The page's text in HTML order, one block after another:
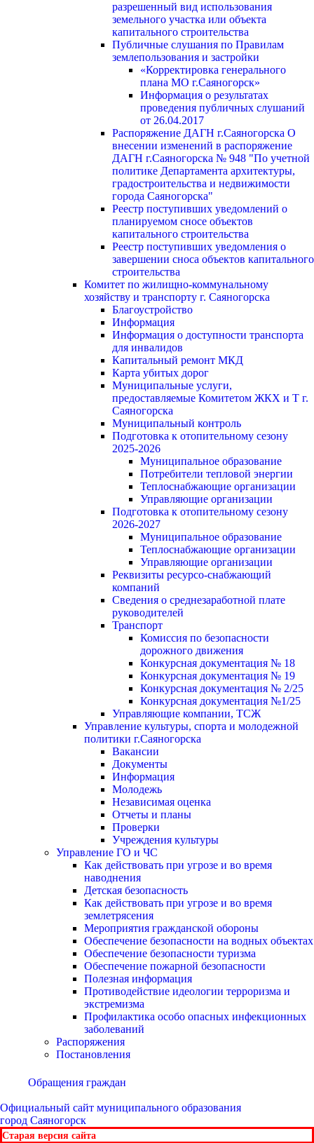
разрешенный вид использования
земельного участка или объекта
капитального строительства
Публичные слушания по Правилам
землепользования и застройки
«Корректировка генерального
плана МО г.Саяногорск»
Информация о результатах
проведения публичных слушаний
от 26.04.2017
Распоряжение ДАГН г.Саяногорска О
внесении изменений в распоряжение
ДАГН г.Саяногорска № 948 "По учетной
политике Департамента архитектуры,
градостроительства и недвижимости
города Саяногорска"
Реестр поступивших уведомлений о
планируемом сносе объектов
капитального строительства
Реестр поступивших уведомления о
завершении сноса объектов капитального
строительства
Комитет по жилищно-коммунальному
хозяйству и транспорту г. Саяногорска
Благоустройство
Информация
Информация о доступности транспорта
для инвалидов
Капитальный ремонт МКД
Карта убитых дорог
Муниципальные услуги,
предоставляемые Комитетом ЖКХ и Т г.
Саяногорска
Муниципальный контроль
Подготовка к отопительному сезону
2025-2026
Муниципальное образование
Потребители тепловой энергии
Теплоснабжающие организации
Управляющие организации
Подготовка к отопительному сезону
2026-2027
Муниципальное образование
Теплоснабжающие организации
Управляющие организации
Реквизиты ресурсо-снабжающий
компаний
Сведения о среднезаработной плате
руководителей
Транспорт
Комиссия по безопасности
дорожного движения
Конкурсная документация № 18
Конкурсная документация № 19
Конкурсная документация № 2/25
Конкурсная документация №1/25
Управляющие компании, ТСЖ
Управление культуры, спорта и молодежной
политики г.Саяногорска
Вакансии
Документы
Информация
Молодежь
Независимая оценка
Отчеты и планы
Проверки
Учреждения культуры
Управление ГО и ЧС
Как действовать при угрозе и во время
наводнения
Детская безопасность
Как действовать при угрозе и во время
землетрясения
Мероприятия гражданской обороны
Обеспечение безопасности на водных объектах
Обеспечение безопасности туризма
Обеспечение пожарной безопасности
Полезная информация
Противодействие идеологии терроризма и
экстремизма
Профилактика особо опасных инфекционных
заболеваний
Распоряжения
Постановления
Обращения граждан
Официальный сайт муниципального образования
город Саяногорск
Старая версия сайта